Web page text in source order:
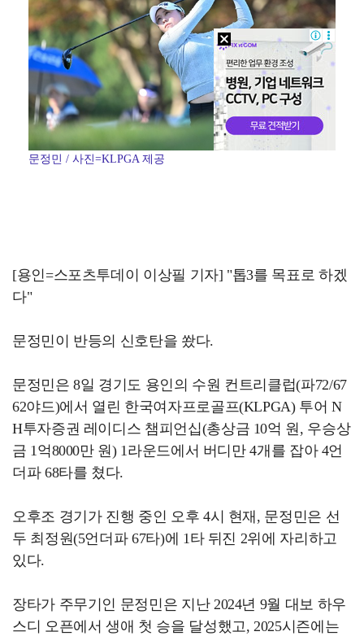
[ST포토] 스트레이 키즈 현진, 달라진 헤어스타일
[ST포토] 하츠투하츠 이안, 가요대전 공주
문정민 / 사진=KLPGA 제공
[용인=스포츠투데이 이상필 기자] "톱3를 목표로 하겠
다"
문정민이 반등의 신호탄을 쐈다.
문정민은 8일 경기도 용인의 수원 컨트리클럽(파72/67
62야드)에서 열린 한국여자프로골프(KLPGA) 투어 N
H투자증권 레이디스 챔피언십(총상금 10억 원, 우승상
금 1억8000만 원) 1라운드에서 버디만 4개를 잡아 4언
더파 68타를 쳤다.
오후조 경기가 진행 중인 오후 4시 현재, 문정민은 선
두 최정원(5언더파 67타)에 1타 뒤진 2위에 자리하고
있다.
장타가 주무기인 문정민은 지난 2024년 9월 대보 하우
스디 오픈에서 생애 첫 승을 달성했고, 2025시즌에는